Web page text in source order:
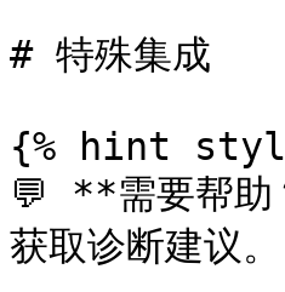
# 特殊集成
{% hint
💬 **需要帮助
获取诊断建议。